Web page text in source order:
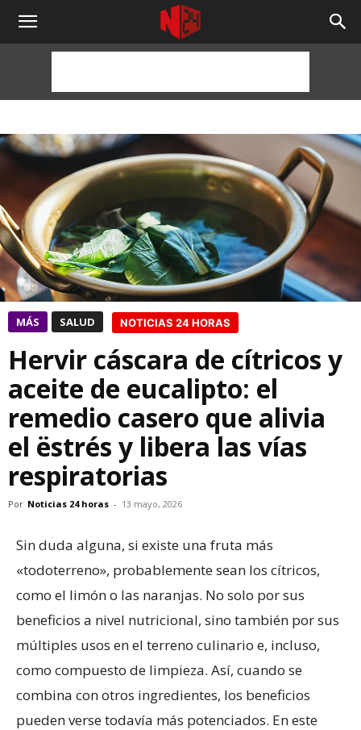
NOTICIAS
HORAS
MÁS SALUD NOTICIAS 24 HORAS
Hervir cáscara de cítricos y
aceite de eucalipto: el
remedio casero que alivia
el ëstrés y libera las vías
respiratorias
Por Noticias 24 horas - 13 mayo, 2026
Sin duda alguna, si existe una fruta más
«todoterreno», probablemente sean los cítricos,
como el limón o las naranjas. No solo por sus
beneficios a nivel nutricional, sino también por sus
múltiples usos en el terreno culinario e, incluso,
como compuesto de limpieza. Así, cuando se
combina con otros ingredientes, los beneficios
pueden verse todavía más potenciados. En este